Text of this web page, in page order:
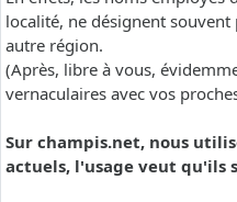
localité, ne désignent souvent
autre région.
(Après, libre à vous,
vernaculaires avec vos
Sur champis.net, nous
actuels, l'usage veut qu'ils